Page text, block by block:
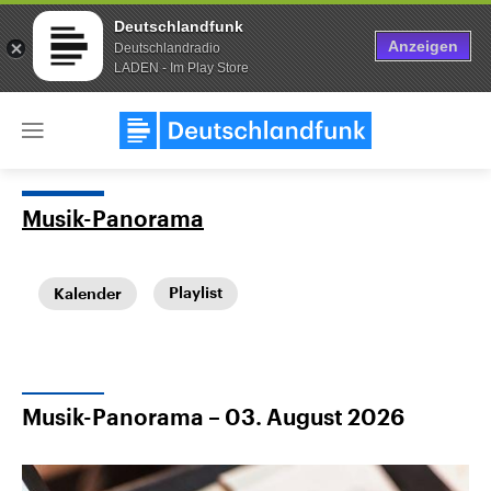
Deutschlandfunk
Deutschlandradio
LADEN - Im Play Store
Anzeigen
Close
Landtagswahl Sachsen-Anhalt
Musik-Panorama
Kalender Playlist
Musik-Panorama – 03. August 2026